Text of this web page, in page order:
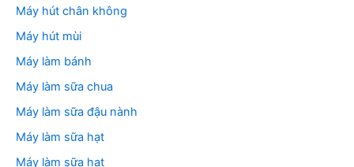
Máy hút chân không
Máy hút mùi
Máy làm bánh
Máy làm sữa chua
Máy làm sữa đậu nành
Máy làm sữa hạt
Máy làm sữa hạt